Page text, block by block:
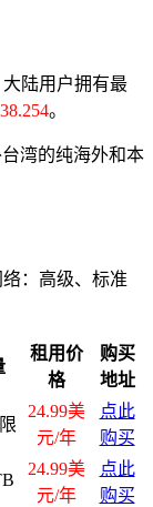
陆用户拥有最
。
湾的纯海外和本
：高级、标准
租用价
格
购买
地址
24.99美
元/年
点此
购买
24.99美
元/年
点此
购买